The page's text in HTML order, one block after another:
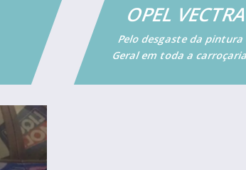
OPEL VECTRA
Pelo desgaste da
Geral em toda a